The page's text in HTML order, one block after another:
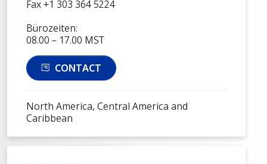
Fax +1 303 364 5224
Bürozeiten:
08.00 – 17.00 MST
CONTACT
North America, Central America and
Caribbean